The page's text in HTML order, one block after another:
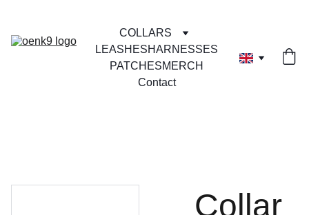
COLLARS
LEASHESHARNESSES
PATCHESMERCH
Contact
Collar